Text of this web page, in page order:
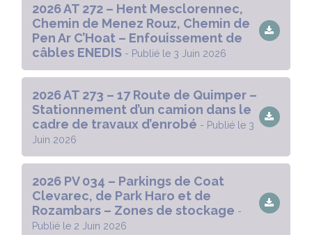
2026 AT 272 – Hent Mesclorennec,
Chemin de Menez Rouz, Chemin de
Pen Ar C’Hoat – Enfouissement de
câbles ENEDIS - Publié le 3 Juin 2026
2026 AT 273 – 17 Route de Quimper –
Stationnement d’un camion dans le
cadre de travaux d’enrobé - Publié le 3
Juin 2026
2026 PV 034 – Parkings de Coat
Clevarec, de Park Haro et de
Rozambars – Zones de stockage -
Publié le 2 Juin 2026